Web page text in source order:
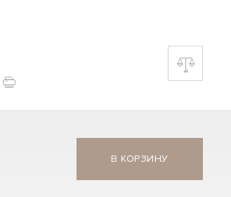
В КОРЗИНУ